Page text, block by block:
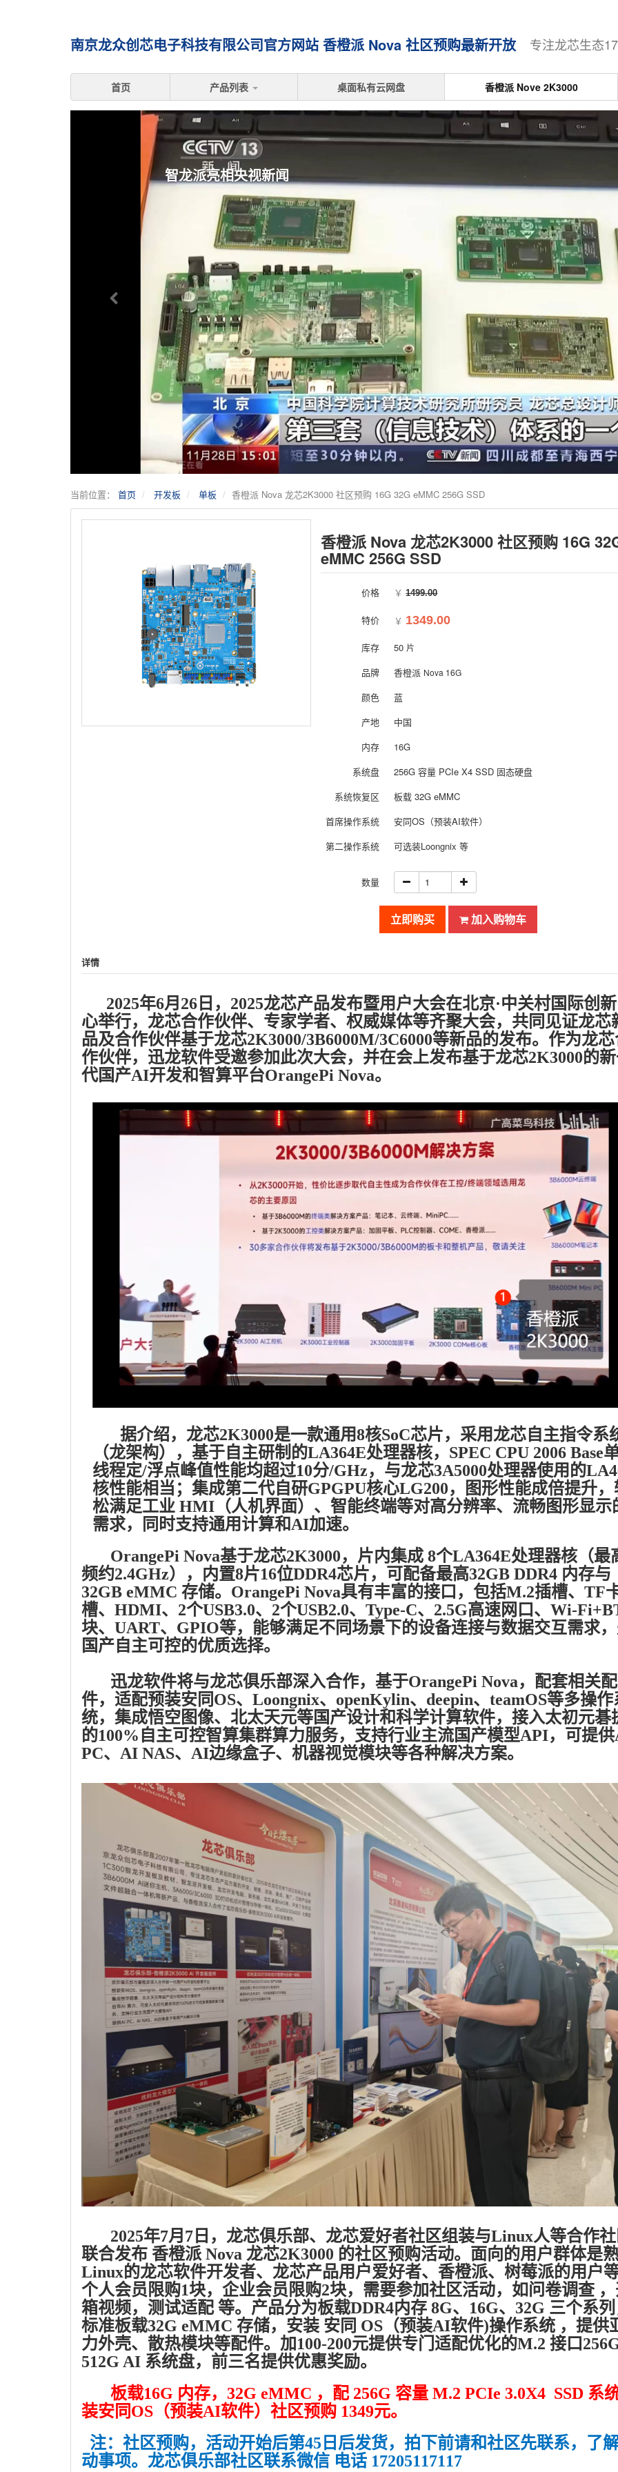
南京龙众创芯电子科技有限公司官方网站 香橙派 Nova 社区预购最新开放 专注龙芯生态
首页 产品列表 桌面私有云网盘 香橙派 Nove 2K3000
智龙派亮相央视新闻
当前位置： 首页 开发板 单板 香橙派 Nova 龙芯2K3000 社区预购 16G 32G eMMC 256G SSD
香橙派 Nova 龙芯2K3000 社区预购 16G
eMMC 256G SSD
价格 ￥ 1499.00
特价 ￥ 1349.00
库存 50 片
品牌 香橙派 Nova 16G
颜色
蓝
产地
中国
内存
16G
系统盘
256G 容量 PCIe X4 SSD 固态硬盘
系统恢复区
板载 32G eMMC
首席操作系统
安同OS（预装AI软件）
第二操作系统
可选装Loongnix 等
数量
立即购买 加入购物车
详情
2025年6月26日，2025龙芯产品发布暨用户大会在北京·中关村国际创
心举行，龙芯合作伙伴、专家学者、权威媒体等齐聚大会，共同见证龙芯
品及合作伙伴基于龙芯2K3000/3B6000M/3C6000等新品的发布。作为龙
作伙伴，迅龙软件受邀参加此次大会，并在会上发布基于龙芯2K3000的
代国产AI开发和智算平台OrangePi Nova。
据介绍，龙芯2K3000是一款通用8核SoC芯片，采用龙芯自主指令系
（龙架构），基于自主研制的LA364E处理器核，SPEC CPU 2006 Base
线程定/浮点峰值性能均超过10分/GHz，与龙芯3A5000处理器使用的
核性能相当；集成第二代自研GPGPU核心LG200，图形性能成倍提升，
松满足工业 HMI（人机界面）、智能终端等对高分辨率、流畅图形显示
需求，同时支持通用计算和AI加速。
OrangePi Nova基于龙芯2K3000，片内集成 8个LA364E处理器核（最
频约2.4GHz），内置8片16位DDR4芯片，可配备最高32GB DDR4 内存与
32GB eMMC 存储。OrangePi Nova具有丰富的接口，包括M.2插槽、TF
槽、HDMI、2个USB3.0、2个USB2.0、Type-C、2.5G高速网口、Wi-
块、UART、GPIO等，能够满足不同场景下的设备连接与数据交互需求
国产自主可控的优质选择。
迅龙软件将与龙芯俱乐部深入合作，基于OrangePi Nova，配套相关配
件，适配预装安同OS、Loongnix、openKylin、deepin、teamOS等多操作
统，集成悟空图像、北太天元等国产设计和科学计算软件，接入太初元碁
的100%自主可控智算集群算力服务，支持行业主流国产模型API，可提
PC、AI NAS、AI边缘盒子、机器视觉模块等各种解决方案。
2025年7月7日，龙芯俱乐部、龙芯爱好者社区组装与Linux人等合作社
联合发布 香橙派 Nova 龙芯2K3000 的社区预购活动。面向的用户群体是
Linux的龙芯软件开发者、龙芯产品用户爱好者、香橙派、树莓派的用户等
个人会员限购1块，企业会员限购2块，需要参加社区活动，如问卷调查
箱视频，测试适配 等。产品分为板载DDR4内存 8G、16G、32G 三个系列
标准板载32G eMMC 存储，安装 安同 OS（预装AI软件)操作系统 ，提供
力外壳、散热模块等配件。加100-200元提供专门适配优化的M.2 接口256G
512G AI 系统盘，前三名提供优惠奖励。
板载16G 内存，32G eMMC ，配 256G 容量 M.2 PCIe 3.0X4 SSD 系
装安同OS（预装AI软件）社区预购 1349元。
注：社区预购，活动开始后第45日后发货，拍下前请和社区先联系，了
动事项。龙芯俱乐部社区联系微信 电话 17205117117